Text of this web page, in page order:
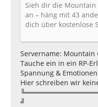
Sieh dir die
an – häng mit 43
dich über kostenlose
Servername: Mountain
Tauche ein in ein RP-
Spannung &
Hier schreiben wir
╝